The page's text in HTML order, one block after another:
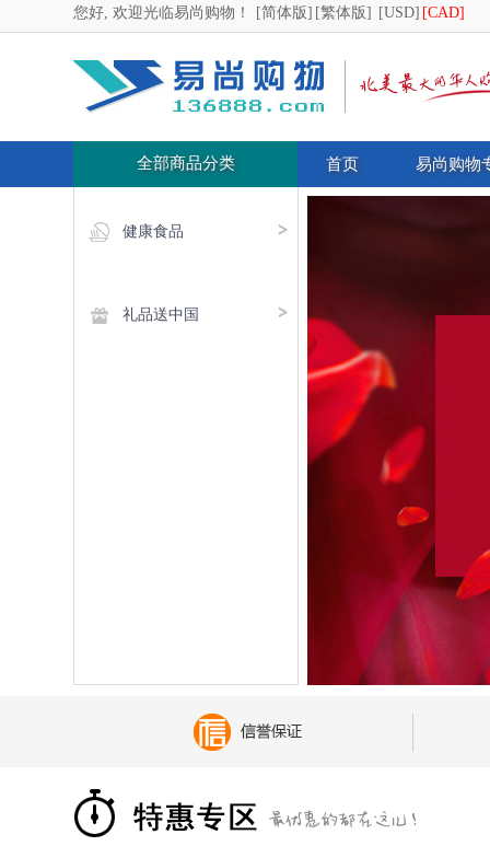
您好, 欢迎光临易尚购物！ [简体版] [繁体版] [USD] [CAD]
全部商品分类 首页 易尚购物
健康食品
礼品送中国